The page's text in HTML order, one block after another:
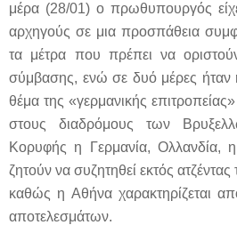
μέρα (28/01) ο πρωθυπουργός
αρχηγούς σε μια προσπάθεια
τα μέτρα που πρέπει να
σύμβασης, ενώ σε δυό μέρες
θέμα της «γερμανικής
στους διαδρόμους των
Κορυφής η Γερμανία, Ολλανδία,
ζητούν να συζητηθεί εκτός
καθώς η Αθήνα χαρακτηρίζεται
αποτελεσμάτων.